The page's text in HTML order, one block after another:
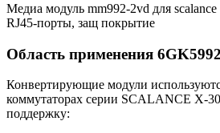
Медиа модуль mm992-2vd для
RJ45-порты, защ покрытие
Область применения
Конвертирующие модули
коммутаторах серии SCALANCE X-
поддержку: